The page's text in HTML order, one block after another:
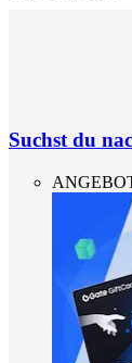
Suchst du